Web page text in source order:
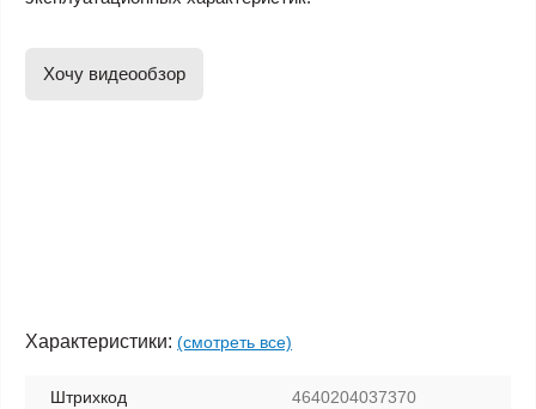
Хочу видеообзор
Характеристики: (смотреть все)
Штрихкод 4640204037370